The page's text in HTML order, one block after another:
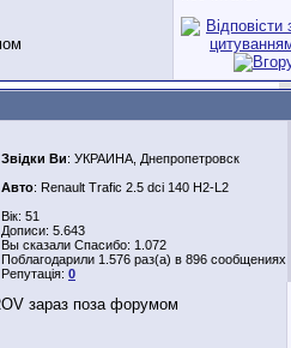
Звідки Ви: УКРАИНА, Днепропетровск
Авто: Renault Trafic 2.5 dci 140 H2-L2
Вік: 51
Дописи: 5.643
Вы сказали Спасибо: 1.072
Поблагодарили 1.576 раз(а) в 896 сообщениях
Репутація: 0